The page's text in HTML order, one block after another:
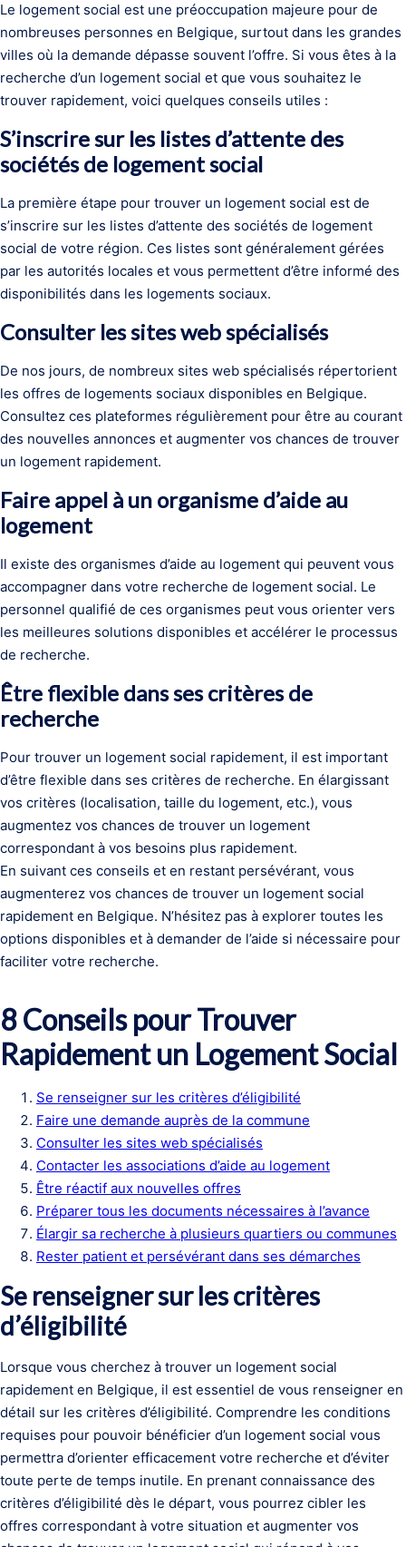
Le logement social est une préoccupation majeure pour de
nombreuses personnes en Belgique, surtout dans les grandes
villes où la demande dépasse souvent l’offre. Si vous êtes à la
recherche d’un logement social et que vous souhaitez le
trouver rapidement, voici quelques conseils utiles :
S’inscrire sur les listes d’attente des
sociétés de logement social
La première étape pour trouver un logement social est de
s’inscrire sur les listes d’attente des sociétés de logement
social de votre région. Ces listes sont généralement gérées
par les autorités locales et vous permettent d’être informé des
disponibilités dans les logements sociaux.
Consulter les sites web spécialisés
De nos jours, de nombreux sites web spécialisés répertorient
les offres de logements sociaux disponibles en Belgique.
Consultez ces plateformes régulièrement pour être au courant
des nouvelles annonces et augmenter vos chances de trouver
un logement rapidement.
Faire appel à un organisme d’aide au
logement
Il existe des organismes d’aide au logement qui peuvent vous
accompagner dans votre recherche de logement social. Le
personnel qualifié de ces organismes peut vous orienter vers
les meilleures solutions disponibles et accélérer le processus
de recherche.
Être flexible dans ses critères de
recherche
Pour trouver un logement social rapidement, il est important
d’être flexible dans ses critères de recherche. En élargissant
vos critères (localisation, taille du logement, etc.), vous
augmentez vos chances de trouver un logement
correspondant à vos besoins plus rapidement.
En suivant ces conseils et en restant persévérant, vous
augmenterez vos chances de trouver un logement social
rapidement en Belgique. N’hésitez pas à explorer toutes les
options disponibles et à demander de l’aide si nécessaire pour
faciliter votre recherche.
8 Conseils pour Trouver
Rapidement un Logement Social
Se renseigner sur les critères d’éligibilité
Faire une demande auprès de la commune
Consulter les sites web spécialisés
Contacter les associations d’aide au logement
Être réactif aux nouvelles offres
Préparer tous les documents nécessaires à l’avance
Élargir sa recherche à plusieurs quartiers ou communes
Rester patient et persévérant dans ses démarches
Se renseigner sur les critères
d’éligibilité
Lorsque vous cherchez à trouver un logement social
rapidement en Belgique, il est essentiel de vous renseigner en
détail sur les critères d’éligibilité. Comprendre les conditions
requises pour pouvoir bénéficier d’un logement social vous
permettra d’orienter efficacement votre recherche et d’éviter
toute perte de temps inutile. En prenant connaissance des
critères d’éligibilité dès le départ, vous pourrez cibler les
offres correspondant à votre situation et augmenter vos